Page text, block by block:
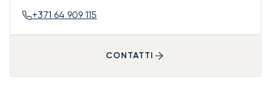
+371 64 909 115
CONTATTI